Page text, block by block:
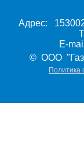
Адрес:
E-
© ООО
Политика